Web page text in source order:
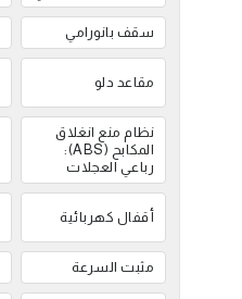
سقف بانورامي
مقاعد دلو
نظام منع انغلاق
المكابح (ABS):
رباعي العجلات
أقفال كهربائية
مثبت السرعة